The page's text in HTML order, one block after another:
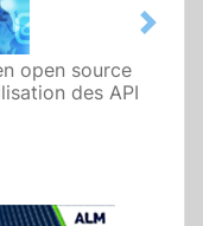
open source
des API
Next